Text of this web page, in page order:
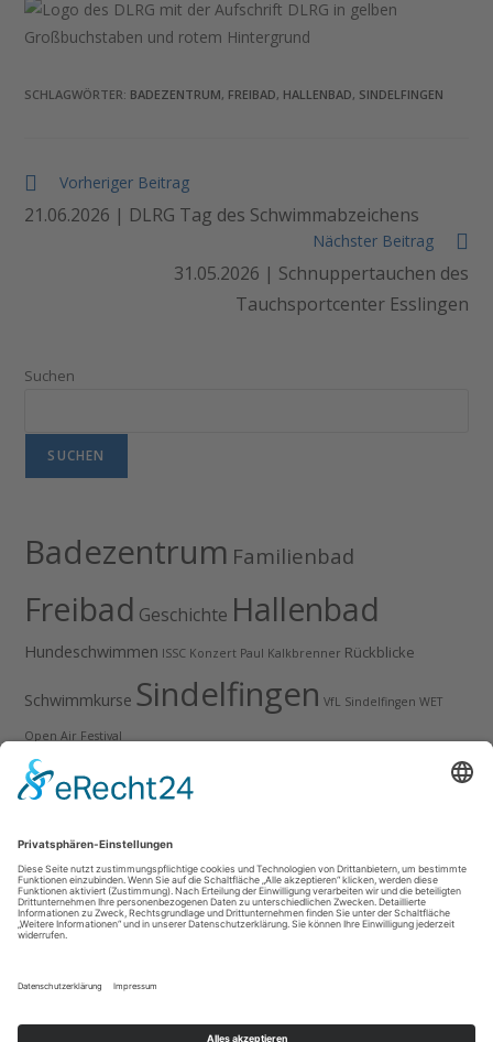
SCHLAGWÖRTER: BADEZENTRUM, FREIBAD, HALLENBAD, SINDELFINGEN
Weitere
ansehen
Vorheriger Beitrag
21.06.2026 | DLRG Tag des Schwimmabzeichens
Nächster Beitrag
31.05.2026 | Schnuppertauchen des
Tauchsportcenter Esslingen
Suchen
SUCHEN
Badezentrum Familienbad
Freibad Geschichte Hallenbad
Hundeschwimmen ISSC Konzert Paul Kalkbrenner Rückblicke
Schwimmkurse Sindelfingen VfL Sindelfingen WET
Open Air Festival
Anzeige
Datenschutz